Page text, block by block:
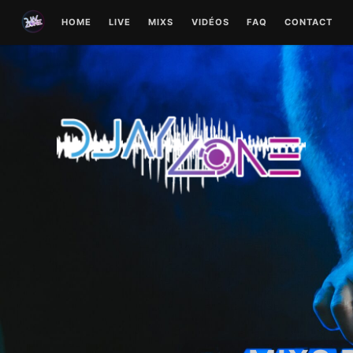
content
HOME LIVE MIXS VIDÉOS FAQ CONTACT